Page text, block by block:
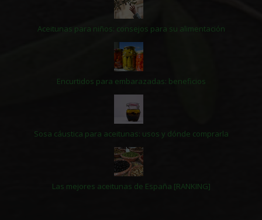
Aceitunas para niños: consejos para su alimentación
Encurtidos para embarazadas: beneficios
Sosa cáustica para aceitunas: usos y dónde comprarla
Las mejores aceitunas de España [RANKING]